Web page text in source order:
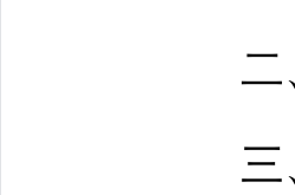
二、
三、